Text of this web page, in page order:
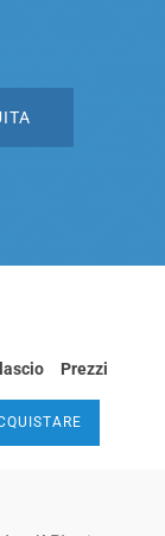
Prezzi